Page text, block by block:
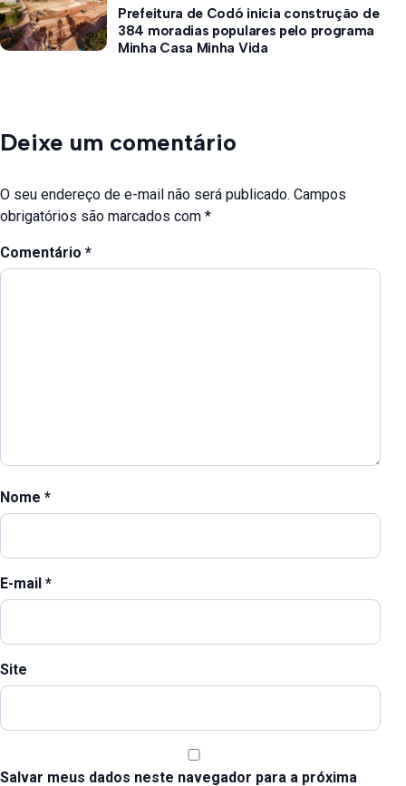
Prefeitura de Codó inicia construção de
384 moradias populares pelo programa
Minha Casa Minha Vida
Deixe um comentário
O seu endereço de e-mail não será publicado. Campos
obrigatórios são marcados com *
Comentário *
Nome *
E-mail *
Site
Salvar meus dados neste navegador para a próxima